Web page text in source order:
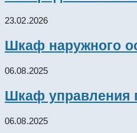
23.02.2026
Шкаф наружного
06.08.2025
Шкаф управления
06.08.2025